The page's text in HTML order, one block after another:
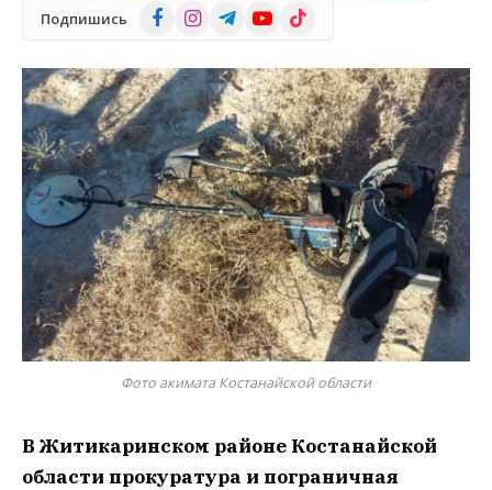
Подпишись FacebookInstagramTelegramYouTube
TikTok
Фото акимата Костанайской области
В Житикаринском районе Костанайской
области прокуратура и пограничная